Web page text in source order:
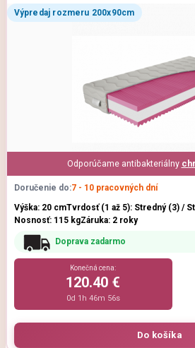
Výpredaj rozmeru 200x90cm
Odporúčame antibakteriálny
Doručenie do:7 - 10 pracovných dní
Výška: 20 cmTvrdosť (1 až 5): Stredný (3) /
Nosnosť: 115 kgZáruka: 2 roky
Doprava zadarmo
Konečná cena:
120.40 €
0d 1h 46m 54s